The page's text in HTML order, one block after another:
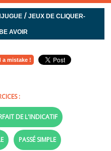
/JEUX DE CLIQUER-
AVOIR
a mistake !
:
DE L'INDICATIF
PASSÉ SIMPLE